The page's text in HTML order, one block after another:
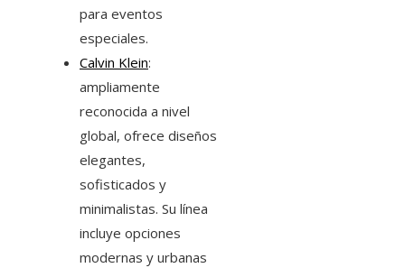
para eventos
especiales.
Calvin Klein:
ampliamente
reconocida a nivel
global, ofrece diseños
elegantes,
sofisticados y
minimalistas. Su línea
incluye opciones
modernas y urbanas